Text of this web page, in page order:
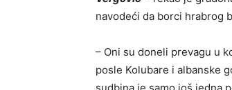
navodeći da borci hrabrog
– Oni su doneli prevagu u
posle Kolubare i albanske